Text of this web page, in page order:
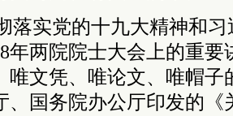
落实党的十九大精神和习
年两院院士大会上的重
唯文凭、唯论文、唯帽子
、国务院办公厅印发的《